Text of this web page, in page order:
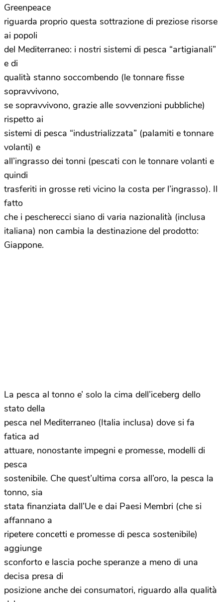
Greenpeace
riguarda proprio questa sottrazione di preziose risorse
ai popoli
del Mediterraneo: i nostri sistemi di pesca “artigianali”
e di
qualità stanno soccombendo (le tonnare fisse
sopravvivono,
se sopravvivono, grazie alle sovvenzioni pubbliche)
rispetto ai
sistemi di pesca “industrializzata” (palamiti e tonnare
volanti) e
all’ingrasso dei tonni (pescati con le tonnare volanti e
quindi
trasferiti in grosse reti vicino la costa per l’ingrasso). Il
fatto
che i pescherecci siano di varia nazionalità (inclusa
italiana) non cambia la destinazione del prodotto:
Giappone.
La pesca al tonno e’ solo la cima dell’iceberg dello
stato della
pesca nel Mediterraneo (Italia inclusa) dove si fa
fatica ad
attuare, nonostante impegni e promesse, modelli di
pesca
sostenibile. Che quest’ultima corsa all’oro, la pesca la
tonno, sia
stata finanziata dall’Ue e dai Paesi Membri (che si
affannano a
ripetere concetti e promesse di pesca sostenibile)
aggiunge
sconforto e lascia poche speranze a meno di una
decisa presa di
posizione anche dei consumatori, riguardo alla qualità